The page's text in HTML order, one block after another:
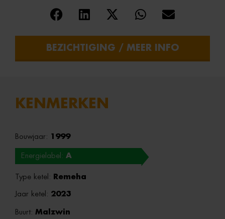
BEZICHTIGING / MEER INFO
KENMERKEN
Bouwjaar: 1999
Energielabel: A
Type ketel: Remeha
Jaar ketel: 2023
Buurt: Malzwin